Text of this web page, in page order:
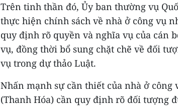
Trên tinh thần đó, Ủy ban thường vụ
thực hiện chính sách về nhà ở công vụ
quy định rõ quyền và nghĩa vụ của cán
vụ, đồng thời bổ sung chặt chẽ về đối
vụ trong dự thảo Luật.
Nhấn mạnh sự cần thiết của nhà ở
(Thanh Hóa) cần quy định rõ đối tượng